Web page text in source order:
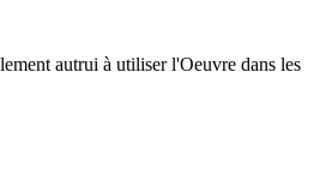
autrui à utiliser l'Oeuvre dans les